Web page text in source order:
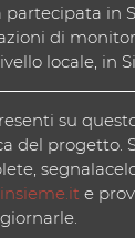
in
di
locale, in
su
del progetto.
e